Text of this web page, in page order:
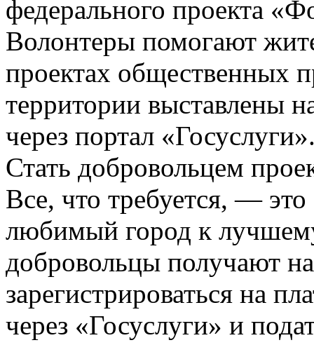
федерального проекта
Волонтеры помогают
проектах общественных
территории выставлены
через портал
Стать добровольцем
Все, что требуется, —
любимый город к
добровольцы получают
зарегистрироваться на
через «Госуслуги» и